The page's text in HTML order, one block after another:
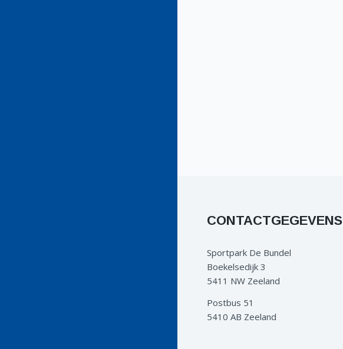
CONTACTGEGEVENS
Sportpark De Bundel
Boekelsedijk 3
5411 NW Zeeland
Postbus 51
5410 AB Zeeland